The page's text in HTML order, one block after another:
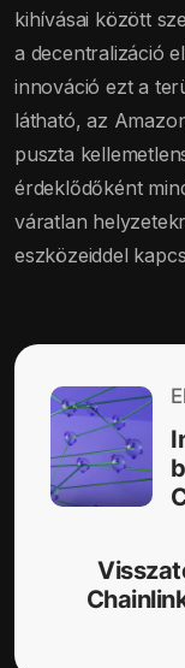
kihívásai között
a decentralizáció
innováció ezt a
látható, az
puszta
érdeklődőként
váratlan
eszközeiddel